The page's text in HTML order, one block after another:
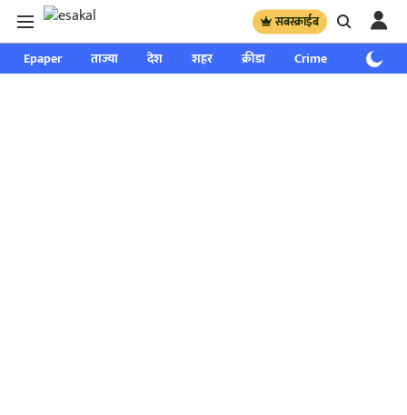
सबस्क्राईब
Epaper ताज्या देश शहर क्रीडा Crime साप्ताहिक